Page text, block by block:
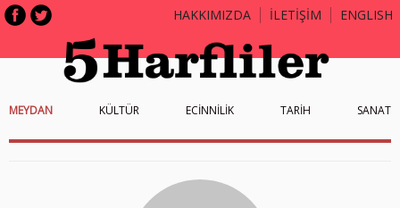
HAKKIMIZDA İLETİŞİM ENGLISH
MEYDAN KÜLTÜR ECİNNİLİK TARİH SANAT